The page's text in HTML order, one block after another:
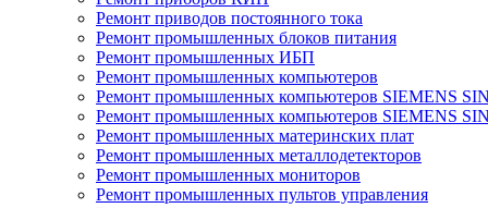
Ремонт приводов постоянного тока
Ремонт промышленных блоков питания
Ремонт промышленных ИБП
Ремонт промышленных компьютеров
Ремонт промышленных компьютеров SIEMENS
Ремонт промышленных компьютеров SIEMENS
Ремонт промышленных материнских плат
Ремонт промышленных металлодетекторов
Ремонт промышленных мониторов
Ремонт промышленных пультов управления